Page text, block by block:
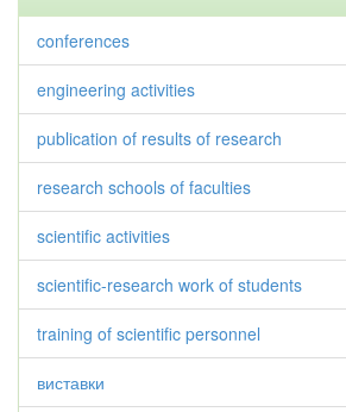
conferences
engineering activities
publication of results of research
research schools of faculties
scientific activities
scientific-research work of students
training of scientific personnel
виставки